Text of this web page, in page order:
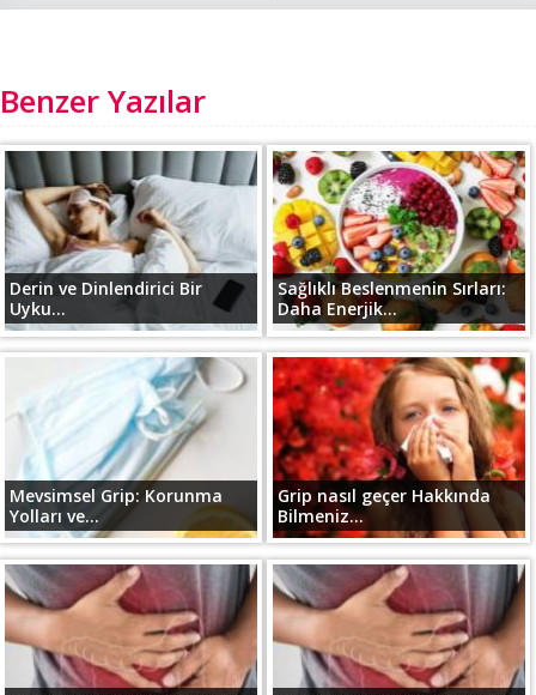
Benzer Yazılar
Derin ve Dinlendirici Bir
Uyku...
Sağlıklı Beslenmenin Sırları:
Daha Enerjik...
Mevsimsel Grip: Korunma
Yolları ve...
Grip nasıl geçer Hakkında
Bilmeniz...